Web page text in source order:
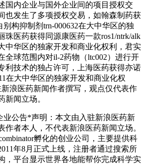
国内企业与国外企业间的项目授权交
也发生了多项授权交易，如翰森制药获
构抑制剂trn-000632在大中华区的独
珠医药获得同源康医药一款ros1/ntrk/alk
中华区的独家开发和商业化权利，君实
全球范围内对il-2药物（ltc002）进行开
利技术的独占许可，上海医药获得亦诺
在大中华区的独家开发和商业化权
浪医药新闻作者撰写，观点仅代表作
新闻立场。
业公告*声明：本文由入驻新浪医药新
作者本人，不代表新浪医药新闻立场。
孵化的创业公司，主要提供科
年8月正式上线，注册者通过搜索所
，平台显示世界各地能帮你完成科学实